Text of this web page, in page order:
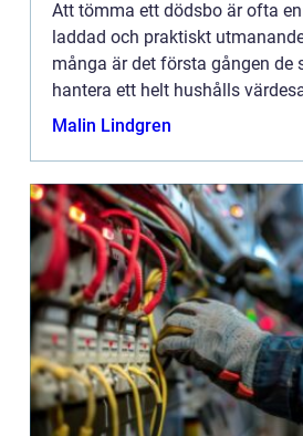
Att tömma ett dödsbo är ofta
laddad och praktiskt
många är det första gången de
hantera ett helt hushålls
Malin Lindgren